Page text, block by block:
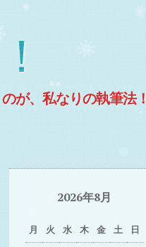
が、私なりの執筆法！
2026年8月
月 火 水 木 金 土 日